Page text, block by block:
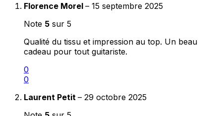
Florence Morel – 15 septembre 2025
Note 5 sur 5
Qualité du tissu et impression au top. Un beau
cadeau pour tout guitariste.
0
0
Laurent Petit – 29 octobre 2025